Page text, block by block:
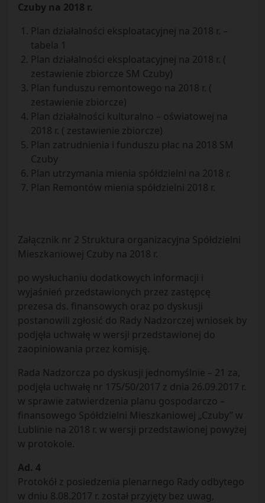
Czuby na 2018 r.
Plan działalności eksploatacyjnej na 2018 r. –
tabela 1
Plan działalności eksploatacyjnej na 2018 r. (
zestawienie zbiorcze SM Czuby)
Plan funduszu remontowego na 2018 r. (
zestawienie zbiorcze)
Plan działalności kulturalno – oświatowej na
2018 r. ( zestawienie zbiorcze)
Plan zatrudnienia i funduszu płac na 2018 SM
Czuby
Plan utrzymania mienia spółdzielni na 2018 r.
Plan Remontów mienia spółdzielni 2018 r.
Załącznik nr 2 Struktura organizacyjna Spółdzielni
Mieszkaniowej Czuby na 2018 r.
po wysłuchaniu dodatkowych informacji i
wyjaśnień przedstawionych przez zastępcę
prezesa ds. finansowych oraz po dyskusji
postanowili zgłosić do Rady Nadzorczej wniosek by
podjęła uchwałę w wersji przedstawionej do
zaopiniowania przez komisję.
Rada Nadzorcza po dyskusji jednomyślnie – 21 za,
podjęła uchwałę nr 175/50/2017 z dnia 26.09.2017 r.
w sprawie zatwierdzenia planu gospodarczo –
finansowego Spółdzielni Mieszkaniowej „Czuby” w
Lublinie na 2018 r. w wersji przedstawionej powyżej
w protokole.
Ad. 4
Protokół z posiedzenia plenarnego Rady odbytego
w dniu 8.08.2017 r. został przyjęty bez uwag,